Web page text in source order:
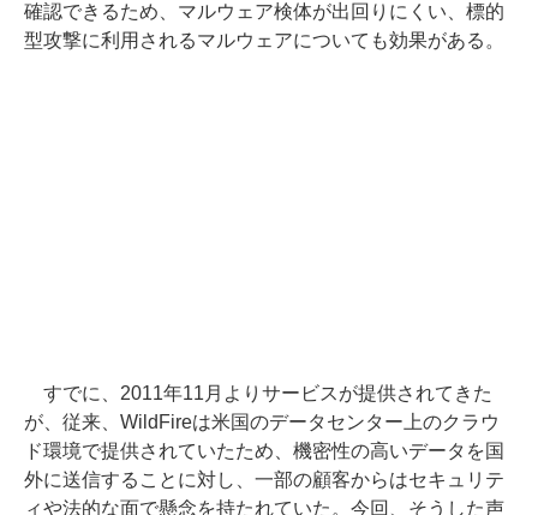
確認できるため、マルウェア検体が出回りにくい、標的
型攻撃に利用されるマルウェアについても効果がある。
すでに、2011年11月よりサービスが提供されてきた
が、従来、WildFireは米国のデータセンター上のクラウ
ド環境で提供されていたため、機密性の高いデータを国
外に送信することに対し、一部の顧客からはセキュリテ
ィや法的な面で懸念を持たれていた。今回、そうした声